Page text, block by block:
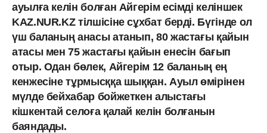
ауылға келін болған Айгерім есімді келіншек
KAZ.NUR.KZ тілшісіне сұхбат берді. Бүгінде ол
үш баланың анасы атанып, 80 жастағы қайын
атасы мен 75 жастағы қайын енесін бағып
отыр. Одан бөлек, Айгерім 12 баланың ең
кенжесіне тұрмысққа шыққан. Ауыл өмірінен
мүлде бейхабар бойжеткен алыстағы
кішкентай селоға қалай келін болғанын
баяндады.